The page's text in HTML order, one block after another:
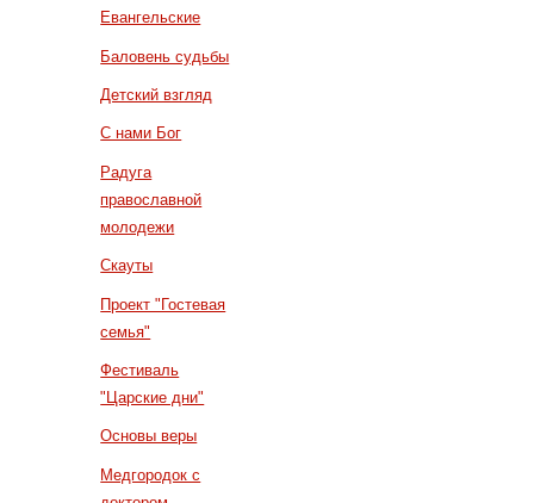
Евангельские
Баловень судьбы
Детский взгляд
С нами Бог
Радуга
православной
молодежи
Скауты
Проект "Гостевая
семья"
Фестиваль
"Царские дни"
Основы веры
Медгородок с